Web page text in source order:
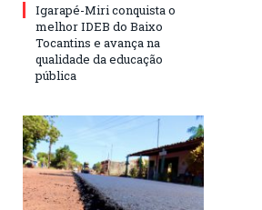
Igarapé-Miri conquista o
melhor IDEB do Baixo
Tocantins e avança na
qualidade da educação
pública